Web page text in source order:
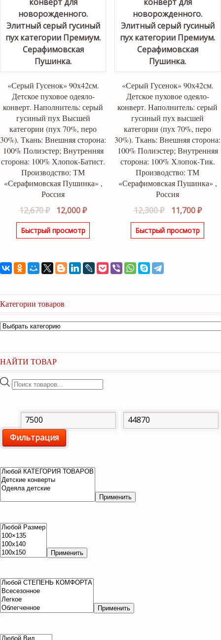
«Серый Гусенок» 90х42см.
Детское пуховое одеяло-
конверт. Наполнитель: серый
гусиный пух Высшей
категории (пух 70%, перо
30%). Ткань: Внешняя сторона:
100% Полиэстер; Внутренняя
сторона: 100% Хлопок-Батист.
Производство: ТМ
«Серафимовская Пушинка» ,
Россия
12,670₽
Первоначальная
цена
составляла
12,000₽Текущая
цена:
Быстрый просмотр
«Серый Гусенок» 90х42см.
Детское пуховое одеяло-
конверт. Наполнитель: серый
гусиный пух высшей
категории (пух 70%, перо
30%). Ткань: Внешняя сторона:
100% Полиэстер; Внутренняя
сторона: 100% Хлопок-Тик.
Производство: ТМ
«Серафимовская Пушинка» ,
Россия
12,300₽
цена
составляла
11,700₽
Быстрый просмотр
Категории товаров
НАЙТИ ТОВАР
Поиск
Минимальная
цена
Максимальная
Фильтрация
Применить
Применить
Применить